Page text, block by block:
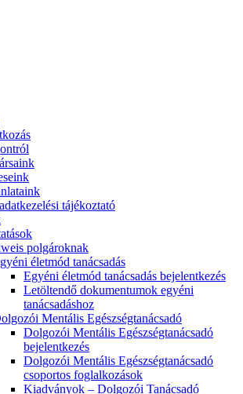
tájékoztató
polgároknak
életmód tanácsadás
Egyéni életmód tanácsadás bejelentkezés
Letöltendő dokumentumok egyéni
tanácsadáshoz
Mentális Egészségtanácsadó
Dolgozói Mentális Egészségtanácsadó
bejelentkezés
Dolgozói Mentális Egészségtanácsadó
csoportos foglalkozások
Kiadványok – Dolgozói Tanácsadó